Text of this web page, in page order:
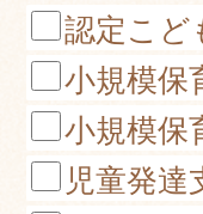
認定こど
小規模保
小規模保
児童発